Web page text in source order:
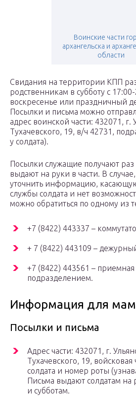
Воинские части
архангельска и
области
Свидания на территории КПП
родственникам в субботу с
воскресенье или праздничный
Посылки и письма можно
адрес воинской части: 432071, г.
Тухачевского, 19, в/ч 42731,
у солдата).
Посылки служащие получают
выдают на руки в части. В
уточнить информацию,
службы солдата и нет
можно обратиться по одному из
+7 (8422) 443337 –
+ 7 (8422) 443109 –
+7 (8422) 443561 –
подразделением.
Информация для
Посылки и письма
Адрес части: 432071, г.
Тухачевского, 19,
солдата и номер роты
Письма выдают солдатам на
и субботам.